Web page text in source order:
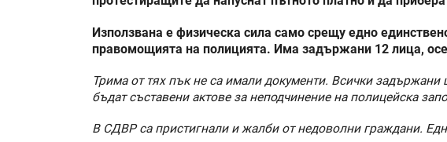
Използвана е физическа сила само срещу едно
правомощията на полицията. Има задържани 12 лица,
Трима от тях пък не са имали документи. Всички
бъдат съставени актове за неподчинение на полицейска
В СДВР са пристигнали и жалби от недоволни граждани.